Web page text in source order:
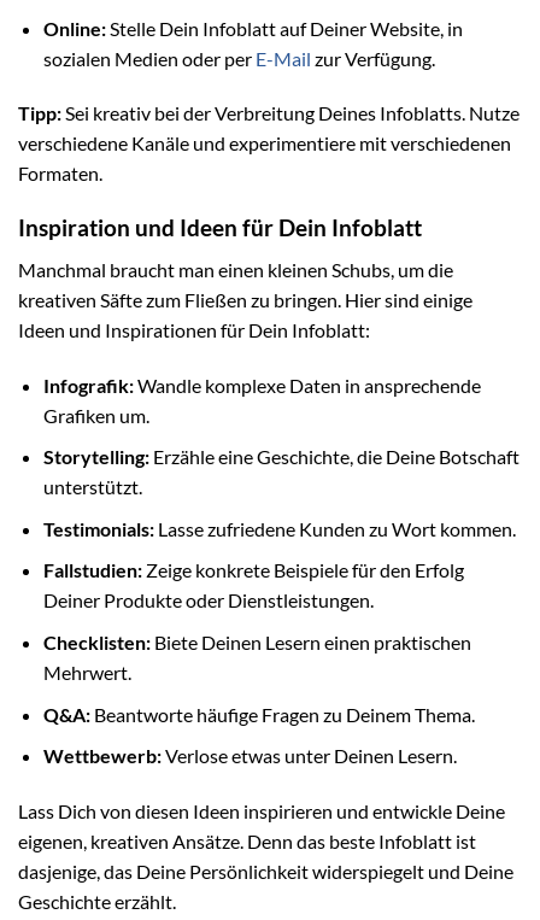
Online:Stelle Dein Infoblatt auf Deiner Website, in
sozialen Medien oder per E-Mail zur Verfügung.
Tipp:Sei kreativ bei der Verbreitung Deines Infoblatts. Nutze
verschiedene Kanäle und experimentiere mit verschiedenen
Formaten.
Inspiration und Ideen für Dein Infoblatt
Manchmal braucht man einen kleinen Schubs, um die
kreativen Säfte zum Fließen zu bringen. Hier sind einige
Ideen und Inspirationen für Dein Infoblatt:
Infografik:Wandle komplexe Daten in ansprechende
Grafiken um.
Storytelling:Erzähle eine Geschichte, die Deine Botschaft
unterstützt.
Testimonials:Lasse zufriedene Kunden zu Wort kommen.
Fallstudien:Zeige konkrete Beispiele für den Erfolg
Deiner Produkte oder Dienstleistungen.
Checklisten:Biete Deinen Lesern einen praktischen
Mehrwert.
Q&A:Beantworte häufige Fragen zu Deinem Thema.
Wettbewerb:Verlose etwas unter Deinen Lesern.
Lass Dich von diesen Ideen inspirieren und entwickle Deine
eigenen, kreativen Ansätze. Denn das beste Infoblatt ist
dasjenige, das Deine Persönlichkeit widerspiegelt und Deine
Geschichte erzählt.